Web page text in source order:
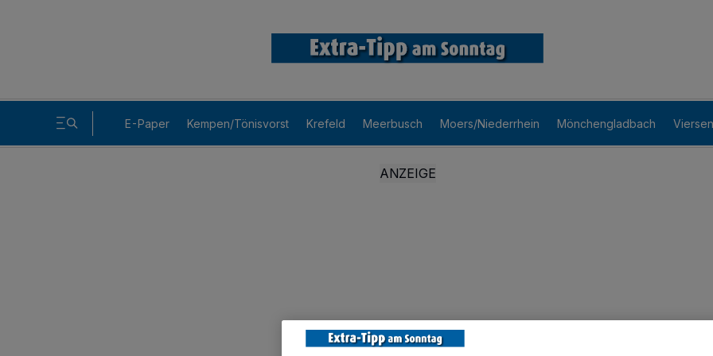
E-Paper Kempen/Tönisvorst Krefeld Meerbusch Moers/Niederrhein Mönchengladbach Viersen